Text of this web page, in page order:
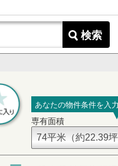
検索
あなたの物件条件を入
専有面積